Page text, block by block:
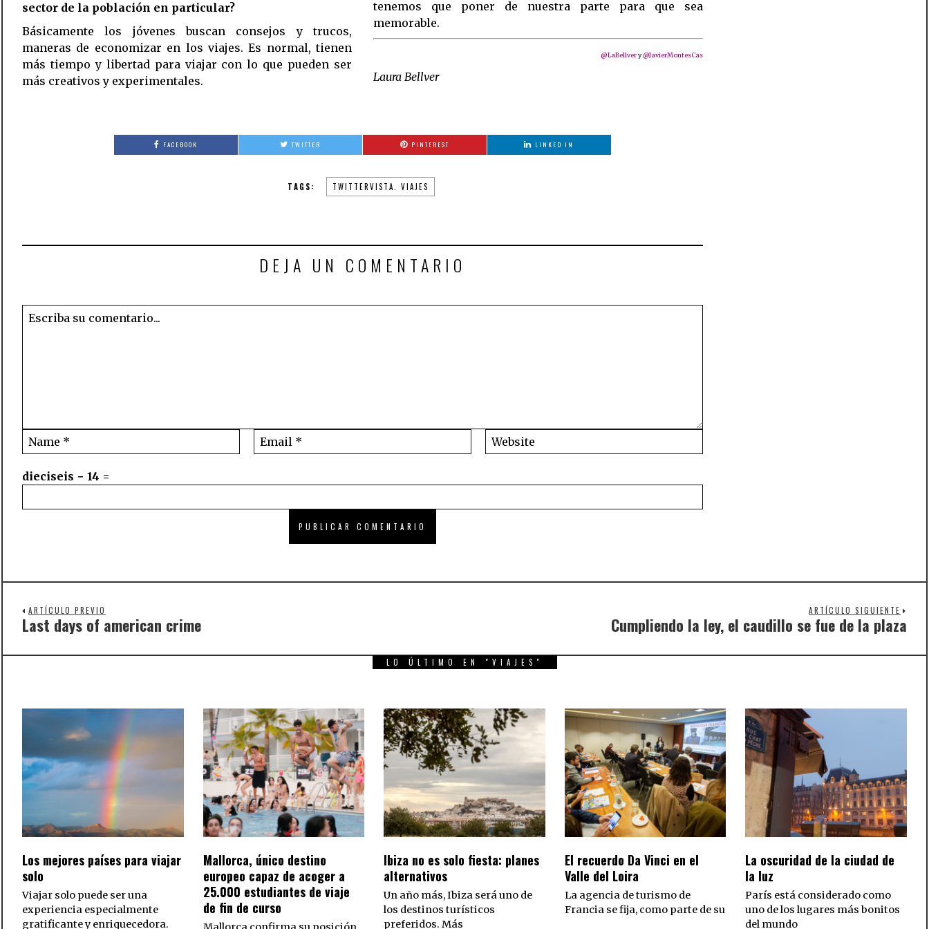
sector de la población en particular?
Básicamente los jóvenes buscan consejos y trucos,
maneras de economizar en los viajes. Es normal, tienen
más tiempo y libertad para viajar con lo que pueden ser
más creativos y experimentales.
tenemos que poner de nuestra parte para que sea
memorable.
@LaBellvery @JavierMontesCas
Laura Bellver
FACEBOOK TWITTER PINTEREST LINKED IN
TAGS: TWITTERVISTA. VIAJES
DEJA UN COMENTARIO
dieciseis − 14 =
ARTÍCULO PREVIO
Previous
Last days of american crime
ARTÍCULO SIGUIENTE
Cumpliendo la ley, el caudillo se fue de la plaza
LO ÚLTIMO EN "VIAJES"
Los mejores países para viajar
solo
Viajar solo puede ser una
experiencia especialmente
gratificante y enriquecedora.
Mallorca, único destino
europeo capaz de acoger a
25.000 estudiantes de viaje
de fin de curso
Ibiza no es solo fiesta: planes
alternativos
Un año más, Ibiza será uno de
los destinos turísticos
preferidos. Más
El recuerdo Da Vinci en el
Valle del Loira
La agencia de turismo de
Francia se fija, como parte de su
La oscuridad de la ciudad de
la luz
París está considerado como
uno de los lugares más bonitos
del mundo